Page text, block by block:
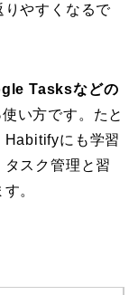
りやすくなるで
Tasksなどの
使い方です。たと
Habitifyにも学習
スク管理と習
。